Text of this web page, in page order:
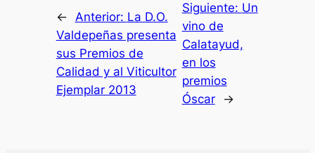
← Anterior: La D.O.
Valdepeñas presenta
sus Premios de
Calidad y al Viticultor
Ejemplar 2013
Siguiente: Un
vino de
Calatayud,
en los
premios
Óscar
→